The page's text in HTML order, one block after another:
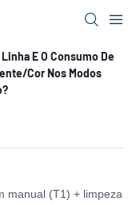
E O Consumo De
cor Nos Modos
manual (T1) + limpeza